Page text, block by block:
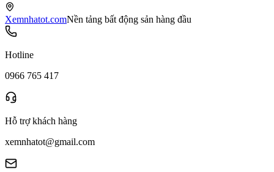
Xemnhatot.comNền tảng bất động sản hàng đầu
Hotline
0966 765 417
Hỗ trợ khách hàng
xemnhatot@gmail.com